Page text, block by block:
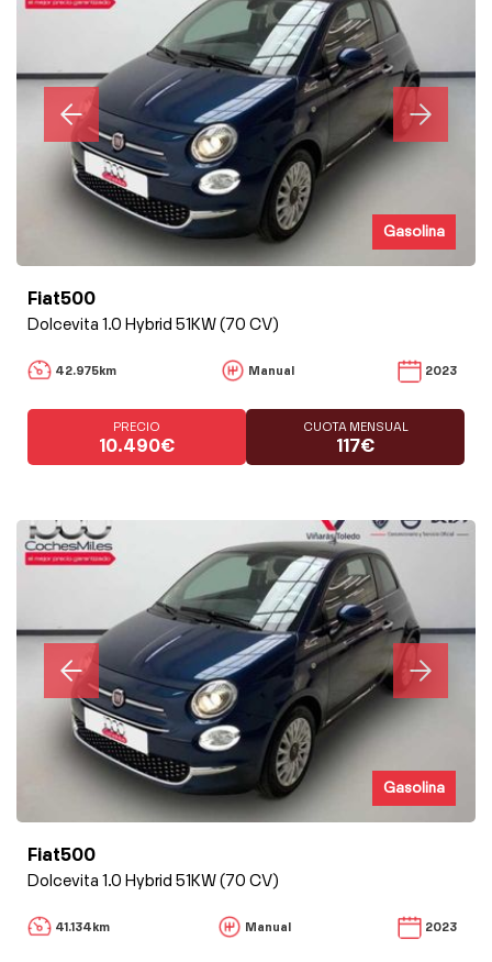
Gasolina
Fiat500
Dolcevita 1.0 Hybrid 51KW (70 CV)
42.975km Manual 2023
PRECIO
10.490€
CUOTA MENSUAL
117€
Gasolina
Fiat500
Dolcevita 1.0 Hybrid 51KW (70 CV)
41.134km Manual 2023